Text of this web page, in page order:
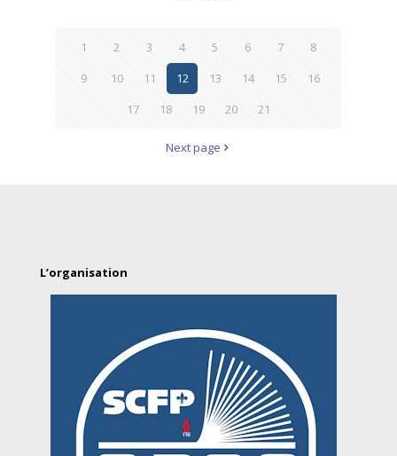
1 2 3 4 5 6 7
8
9
10 11 12 13 14 15
16
17
18 19 20 21
Next page
L’organisation